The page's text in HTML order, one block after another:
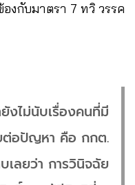
งกับมาตรา 7 ทวิ วรรค
งไม่นับเรื่องคนที่มี
ต่อปัญหา คือ กกต.
เลยว่า การวินิจฉัย